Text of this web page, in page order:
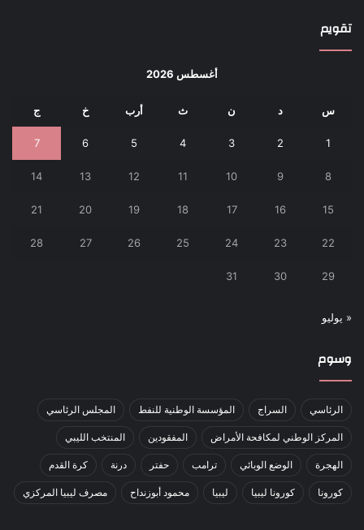
تقويم
أغسطس 2026
س د ن ث أرب خ ج
1
2
3
4
5
6
7
8
9
10
11
12
13
14
15
16
17
18
19
20
21
22
23
24
25
26
27
28
29
30
31
« يوليو
وسوم
الرئاسي السراج المؤسسة الوطنية للنفط المجلس الرئاسي
المركز الوطني لمكافحة الأمراض المفقودين المنتخب الليبي
الهجرة الوضع الوبائي ترامب حفتر درنة كرة القدم
كورونا كورونا ليبيا ليبيا محمود أبوزنداح مصرف ليبيا المركزي